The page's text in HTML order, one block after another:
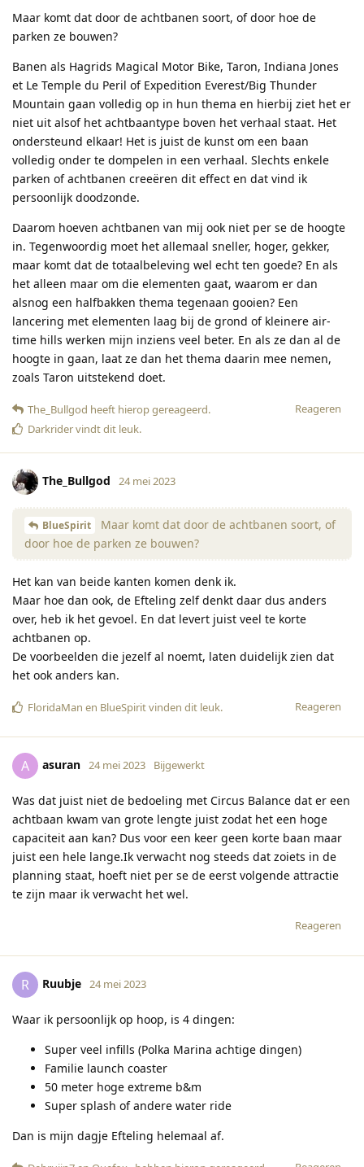
Maar komt dat door de achtbanen soort, of door hoe de
parken ze bouwen?
Banen als Hagrids Magical Motor Bike, Taron, Indiana Jones
et Le Temple du Peril of Expedition Everest/Big Thunder
Mountain gaan volledig op in hun thema en hierbij ziet het er
niet uit alsof het achtbaantype boven het verhaal staat. Het
ondersteund elkaar! Het is juist de kunst om een baan
volledig onder te dompelen in een verhaal. Slechts enkele
parken of achtbanen creeëren dit effect en dat vind ik
persoonlijk doodzonde.
Daarom hoeven achtbanen van mij ook niet per se de hoogte
in. Tegenwoordig moet het allemaal sneller, hoger, gekker,
maar komt dat de totaalbeleving wel echt ten goede? En als
het alleen maar om die elementen gaat, waarom er dan
alsnog een halfbakken thema tegenaan gooien? Een
lancering met elementen laag bij de grond of kleinere air-
time hills werken mijn inziens veel beter. En als ze dan al de
hoogte in gaan, laat ze dan het thema daarin mee nemen,
zoals Taron uitstekend doet.
Reageren
The_Bullgod heeft hierop gereageerd.
Darkridervindt dit leuk.
The_Bullgod 24 mei 2023
BlueSpirit
Maar komt dat door de achtbanen soort, of
door hoe de parken ze bouwen?
Het kan van beide kanten komen denk ik.
Maar hoe dan ook, de Efteling zelf denkt daar dus anders
over, heb ik het gevoel. En dat levert juist veel te korte
achtbanen op.
De voorbeelden die jezelf al noemt, laten duidelijk zien dat
het ook anders kan.
Reageren
FloridaMan en BlueSpiritvinden dit leuk.
A asuran 24 mei 2023 Bijgewerkt
Was dat juist niet de bedoeling met Circus Balance dat er een
achtbaan kwam van grote lengte juist zodat het een hoge
capaciteit aan kan? Dus voor een keer geen korte baan maar
juist een hele lange.Ik verwacht nog steeds dat zoiets in de
planning staat, hoeft niet per se de eerst volgende attractie
te zijn maar ik verwacht het wel.
Reageren
R Ruubje 24 mei 2023
Waar ik persoonlijk op hoop, is 4 dingen:
Super veel infills (Polka Marina achtige dingen)
Familie launch coaster
50 meter hoge extreme b&m
Super splash of andere water ride
Dan is mijn dagje Efteling helemaal af.